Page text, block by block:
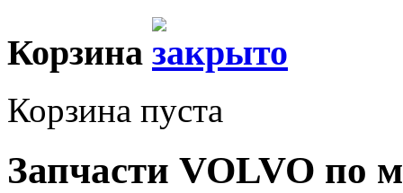
Корзина
Корзина пуста
Запчасти VOLVO по